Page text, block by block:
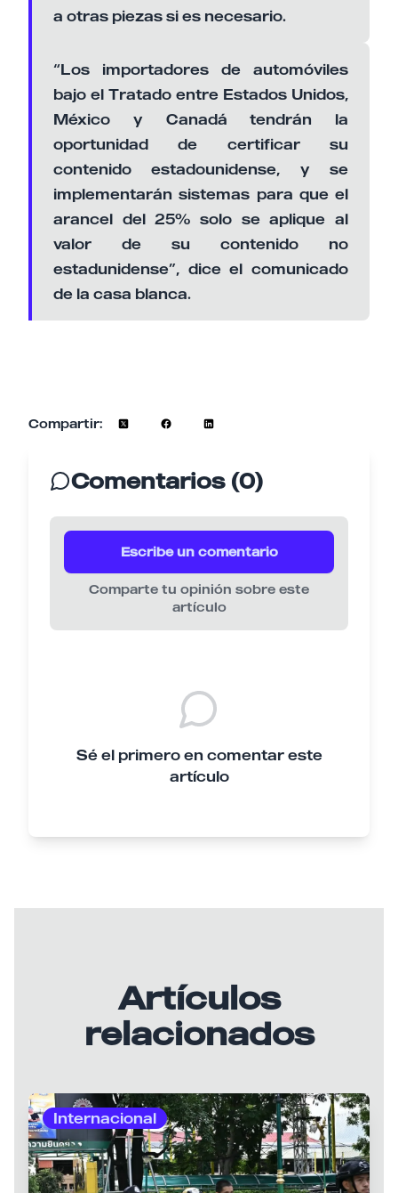
a otras piezas si es necesario.
“Los importadores de automóviles
bajo el Tratado entre Estados Unidos,
México y Canadá tendrán la
oportunidad de certificar su
contenido estadounidense, y se
implementarán sistemas para que el
arancel del 25% solo se aplique al
valor de su contenido no
estadunidense”, dice el comunicado
de la casa blanca.
Compartir:
Comentarios (0)
Escribe un comentario
Comparte tu opinión sobre este
artículo
Sé el primero en comentar este
artículo
Artículos
relacionados
Internacional